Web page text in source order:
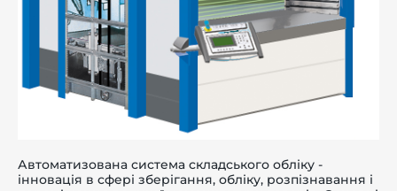
Автоматизована система складського обліку -
інновація в сфері зберігання, обліку, розпізнавання і